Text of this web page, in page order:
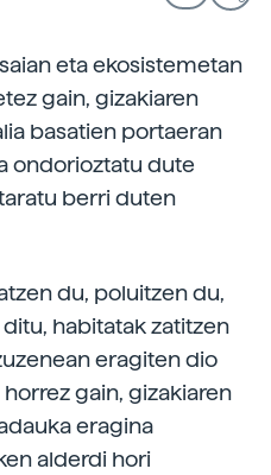
eta ekosistemetan
gain, gizakiaren
basatien portaeran
ondorioztatu dute
berri duten
du, poluitzen du,
habitatak zatitzen
eragiten dio
gain, gizakiaren
eragina
alderdi hori